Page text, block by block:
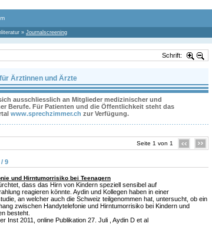
» Journalscreening
Schrift:
Ärztinnen und Ärzte
ausschliesslich an Mitglieder medizinischer und
Berufe. Für Patienten und die Öffentlichkeit steht das
www.sprechzimmer.ch zur Verfügung.
Seite 1 von 1
9
und Hirntumorrisiko bei Teenagern
dass das Hirn von Kindern speziell sensibel auf
reagieren könnte. Aydin und Kollegen haben in einer
an welcher auch die Schweiz teilgenommen hat, untersucht, ob ein
zwischen Handytelefonie und Hirntumorrisiko bei Kindern und
besteht.
Inst 2011, online Publikation 27. Juli , Aydin D et al